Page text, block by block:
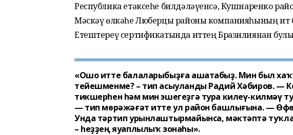
Республика етәксеһе билдәләүенсә, Кушнаренко
Мәскәү өлкәһе Люберцы районы компанияһының ит
Етештереү сертификатында иттең Бразилиянан
«Ошо итте балаларыбыҙға ашатабыҙ. Мин был
тейешменме? – тип асыуланды Радий Хәбиров. —
тикшерһен һәм мин эшегеҙгә тура килеү-килмәү
— тип мөрәжәғәт итте ул район башлығына. — Өфө
Унда тәртип урынлаштырмайынса, мәктәптә
– һеҙҙең яуаплылыҡ зонаһы».